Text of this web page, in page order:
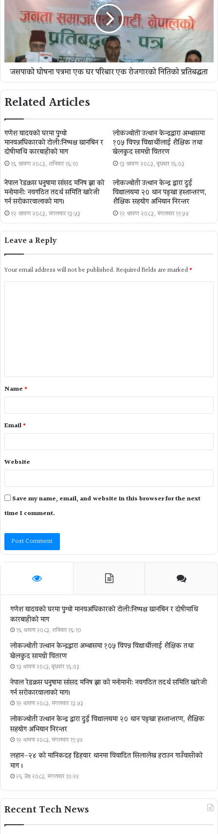
जसपाकाे घाेषना पत्रमा एक घर परिबार एक राेजगारकाे नितिकाे प्रतिबद्धता
Related Articles
गणेश यादवको घरमा पुग्याे
मानवअधिकारकाे टोली:निष्पक्ष छानबिन र
दोषीमाथि कारबाहीको माग
१६ श्रावण २०८३, शनिबार १६:१०
लोकज्योती उत्थान केन्द्रद्वारा अम्बासमा
१०५ विपन्न विद्यार्थीलाई शैक्षिक तथा
खेलकुद सामग्री वितरण
१३ श्रावण २०८३, बुधबार १६:०३
नेपाल रेडक्रस धनुषामा सांसद मनिष झा को
मनोमानी: नवगठित तदर्थ समिति खारेजी
गर्न सरोकारवालाको माग।
१२ श्रावण २०८३, मंगलवार १३:५३
लोकज्योती उत्थान केन्द्र द्वारा दुई
विद्यालयमा २० थान पङ्खा हस्तान्तरण,
शैक्षिक सहयोग अभियान निरन्तर
१२ श्रावण २०८३, मंगलवार ११:५४
Leave a Reply
Your email address will not be published. Required fields are marked*
Name *
Email*
Website
Save my name, email, and website in this browser for the next
time I comment.
गणेश यादवको घरमा पुग्याे मानवअधिकारकाे टोली:निष्पक्ष छानबिन र दोषीमाथि
कारबाहीको माग
१६ श्रावण २०८३, शनिबार १६:१०
लोकज्योती उत्थान केन्द्रद्वारा अम्बासमा १०५ विपन्न विद्यार्थीलाई शैक्षिक तथा
खेलकुद सामग्री वितरण
१३ श्रावण २०८३, बुधबार १६:०३
नेपाल रेडक्रस धनुषामा सांसद मनिष झा को मनोमानी: नवगठित तदर्थ समिति खारेजी
गर्न सरोकारवालाको माग।
१२ श्रावण २०८३, मंगलवार १३:५३
लोकज्योती उत्थान केन्द्र द्वारा दुई विद्यालयमा २० थान पङ्खा हस्तान्तरण, शैक्षिक
सहयोग अभियान निरन्तर
१२ श्रावण २०८३, मंगलवार ११:५४
लहान–२४ को मानिकदह डिहवार थानमा विवादित सिलालेख हटाउन गाउँवासीको
माग ।
२६ जेष्ठ २०८३, मंगलवार १०:२४
Recent Tech News